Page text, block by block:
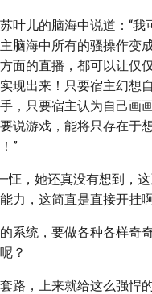
叶儿的脑海中说道：“我
脑海中所有的骚操作变
面的直播，都可以让仅
现出来！只要宿主幻想
，只要宿主认为自己画
说游戏，能将只存在于
”
怔，她还真没有想到，
力，这简直是直接开挂啊
系统，要做各种各样奇
？
路，上来就给这么强悍